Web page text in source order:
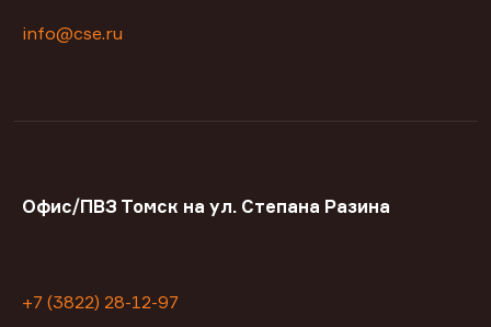
info@cse.ru
Офис/ПВЗ Томск на ул. Степана Разина
+7 (3822) 28-12-97